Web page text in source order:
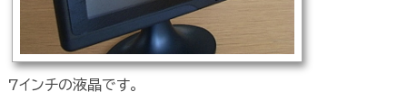
7インチの液晶です。